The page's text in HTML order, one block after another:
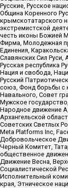
Русские, Русское
Община Коренного
крымскотатарского
экстремистской
честь иконы Божией
Фирма, Молодежная
Единения,
Славянских Сил Руси,
Русская республика
Нация и свобода,
Русский
союз, Фонд борьбы с
Навального, Совет
Мужское
Народное движение
Архангельской
Советских Светлых
Meta Platforms Inc,
Добровольческое
Черный Комитет,
общественное
Движение Весна,
Социалистической
Исполнительный
края, Этническое